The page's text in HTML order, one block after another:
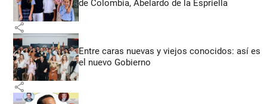
de Colombia, Abelardo de la Espriella
share
Entre caras nuevas y viejos conocidos: así es
el nuevo Gobierno
share